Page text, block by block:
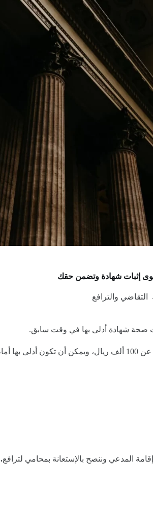
إثبات شهادة وتضمن حقك
التقاضي والترافع
شهادة أدلى بها في وقت سابق.
آخر.
المدعي وننصح بالإستعانة بمحامي لترافع.